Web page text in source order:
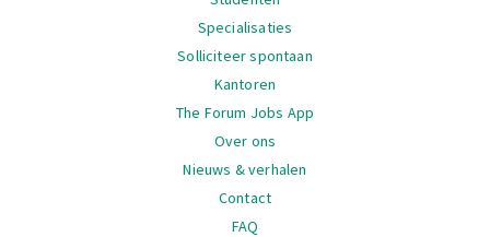
Specialisaties
Solliciteer spontaan
Kantoren
The Forum Jobs App
Over ons
Nieuws & verhalen
Contact
FAQ